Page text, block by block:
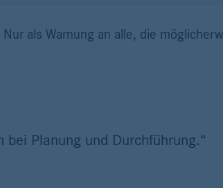
als Warnung an alle, die
Planung und Durchführung.“